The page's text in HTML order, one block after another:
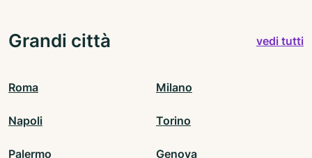
Grandi città vedi tutti
Roma Milano
Napoli Torino
Palermo Genova